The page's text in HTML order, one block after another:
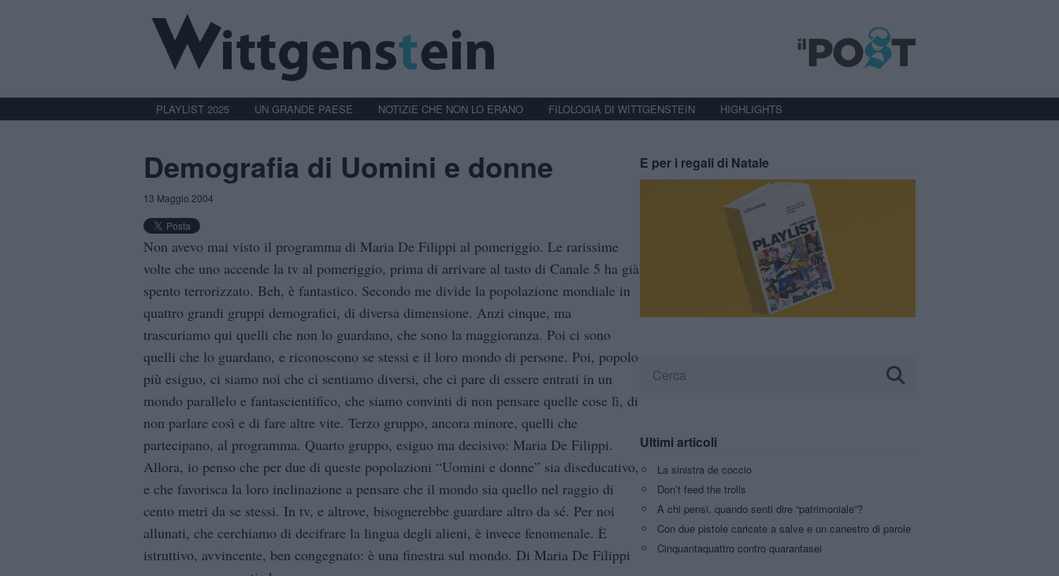
PLAYLIST 2025 UN GRANDE PAESE NOTIZIE CHE NON LO ERANO FILOLOGIA DI WITTGENSTEIN HIGHLIGHTS
Demografia di Uomini e donne
13 Maggio 2004
Non avevo mai visto il programma di Maria De Filippi al pomeriggio. Le rarissime
volte che uno accende la tv al pomeriggio, prima di arrivare al tasto di Canale 5 ha già
spento terrorizzato. Beh, è fantastico. Secondo me divide la popolazione mondiale in
quattro grandi gruppi demografici, di diversa dimensione. Anzi cinque, ma
trascuriamo qui quelli che non lo guardano, che sono la maggioranza. Poi ci sono
quelli che lo guardano, e riconoscono se stessi e il loro mondo di persone. Poi, popolo
più esiguo, ci siamo noi che ci sentiamo diversi, che ci pare di essere entrati in un
mondo parallelo e fantascientifico, che siamo convinti di non pensare quelle cose lì, di
non parlare così e di fare altre vite. Terzo gruppo, ancora minore, quelli che
partecipano, al programma. Quarto gruppo, esiguo ma decisivo: Maria De Filippi.
Allora, io penso che per due di queste popolazioni “Uomini e donne” sia diseducativo,
e che favorisca la loro inclinazione a pensare che il mondo sia quello nel raggio di
cento metri da se stessi. In tv, e altrove, bisognerebbe guardare altro da sé. Per noi
allunati, che cerchiamo di decifrare la lingua degli alieni, è invece fenomenale. È
istruttivo, avvincente, ben congegnato: è una finestra sul mondo. Di Maria De Filippi
E per i regali di Natale
Ultimi articoli
La sinistra de coccio
Don’t feed the trolls
A chi pensi, quando senti dire “patrimoniale”?
Con due pistole caricate a salve e un canestro di parole
Cinquantaquattro contro quarantasei